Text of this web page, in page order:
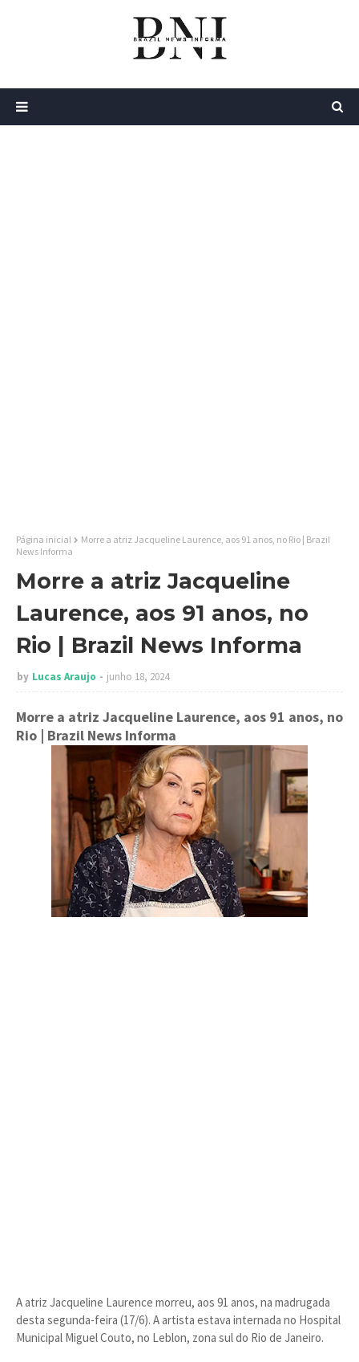
Página inicial
Morre a atriz Jacqueline Laurence, aos 91 anos, no Rio | Brazil
News Informa
Morre a atriz Jacqueline
Laurence, aos 91 anos, no
Rio | Brazil News Informa
by Lucas Araujo junho 18, 2024
Morre a atriz Jacqueline Laurence, aos 91 anos, no
Rio | Brazil News Informa
A atriz Jacqueline Laurence morreu, aos 91 anos, na madrugada
desta segunda-feira (17/6). A artista estava internada no Hospital
Municipal Miguel Couto, no Leblon, zona sul do Rio de Janeiro.